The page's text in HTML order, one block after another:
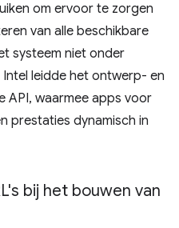
om ervoor te zorgen
van alle beschikbare
systeem niet onder
leidde het ontwerp- en
API, waarmee apps voor
prestaties dynamisch in
bij het bouwen van